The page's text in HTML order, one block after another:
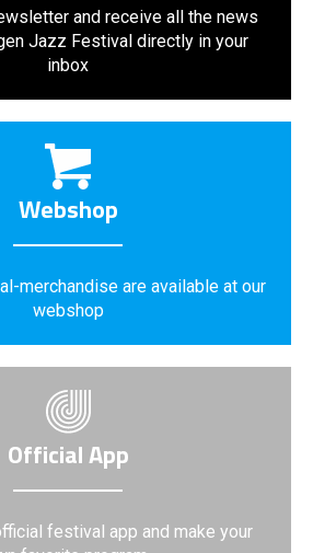
and receive all the news
Jazz Festival directly in your
inbox
Webshop
merchandise are available at our
webshop
Official App
festival app and make your